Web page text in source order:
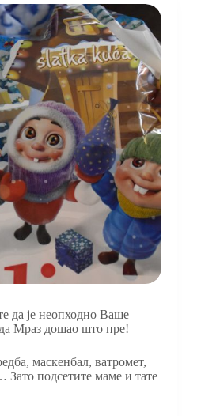
да је неопходно Ваше
Мраз дошао што пре!
маскенбал, ватромет,
Зато подсетите маме и тате